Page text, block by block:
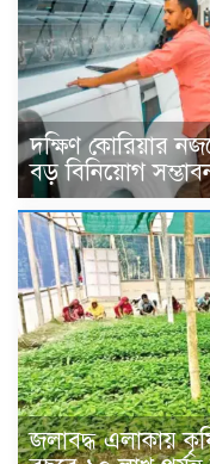
দক্ষিণ কোরিয়ার
বড় বিনিয়োগ
জলাবদ্ধ এলাকায়